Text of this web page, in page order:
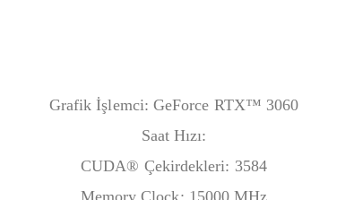
Grafik İşlemci: GeForce RTX™ 3060
Saat Hızı:
CUDA® Çekirdekleri: 3‎584
Memory Clock: 1‎5000 MHz